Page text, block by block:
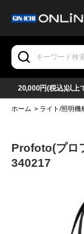
20,000円(税込)以上
ホーム > ライト/照明機
Profoto(プロ
340217